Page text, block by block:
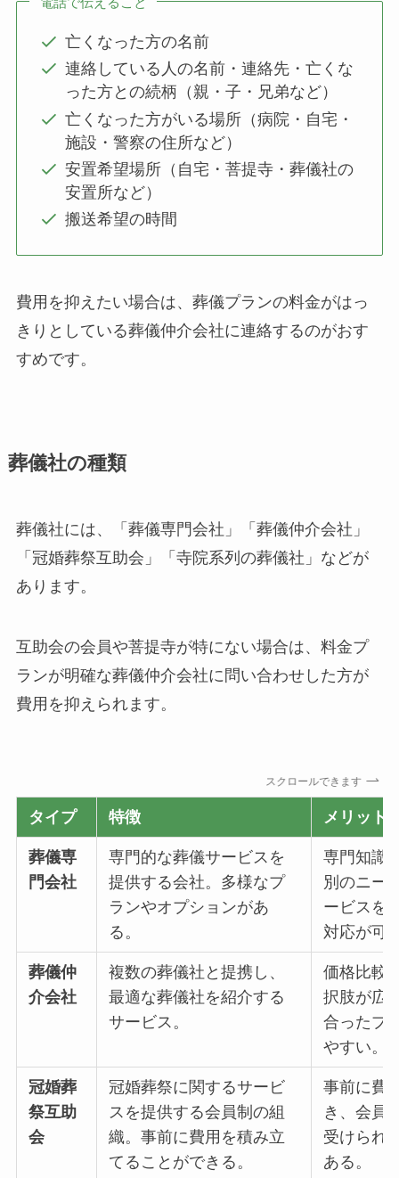
亡くなった方の名前
連絡している人の名前・連絡先・亡くな
った方との続柄（親・子・兄弟など）
亡くなった方がいる場所（病院・自宅・
施設・警察の住所など）
安置希望場所（自宅・菩提寺・葬儀社の
安置所など）
搬送希望の時間
費用を抑えたい場合は、葬儀プランの料金がはっ
きりとしている葬儀仲介会社に連絡するのがおす
すめです。
葬儀社の種類
葬儀社には、「葬儀専門会社」「葬儀仲介会社」
「冠婚葬祭互助会」「寺院系列の葬儀社」などが
あります。
互助会の会員や菩提寺が特にない場合は、料金プ
ランが明確な葬儀仲介会社に問い合わせした方が
費用を抑えられます。
スクロールできます
タイプ 特徴 メリット
葬儀専
門会社
専門的な葬儀サービスを
提供する会社。多様なプ
ランやオプションがあ
る。
専門知識
別のニー
ービスを
対応が可
葬儀仲
介会社
複数の葬儀社と提携し、
最適な葬儀社を紹介する
サービス。
価格比較
択肢が広
合ったプ
やすい。
冠婚葬
祭互助
会
冠婚葬祭に関するサービ
スを提供する会員制の組
織。事前に費用を積み立
てることができる。
事前に費
き、会員
受けられ
ある。